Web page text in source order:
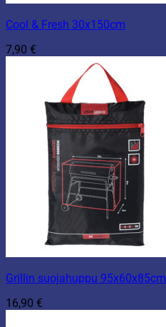
Cool & Fresh 30x150cm
7,90 €
Grillin suojahuppu 95x60x85cm
16,90 €